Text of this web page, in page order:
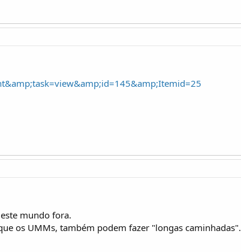
mundo fora.
os UMMs, também podem fazer "longas caminhadas".